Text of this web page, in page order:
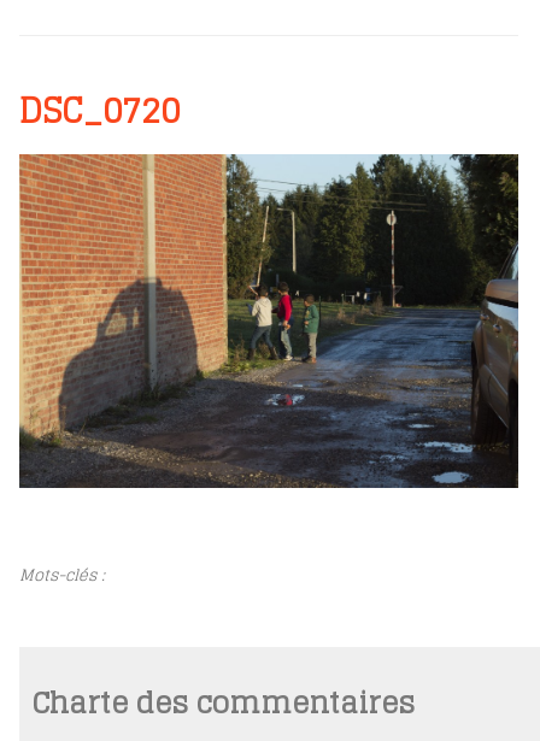
DSC_0720
Mots-clés :
Charte des commentaires